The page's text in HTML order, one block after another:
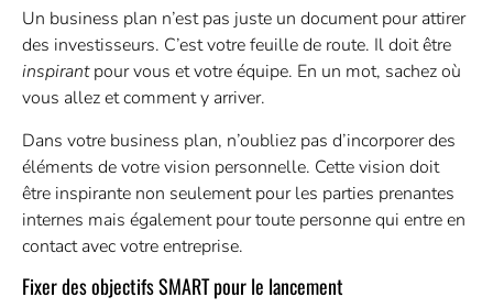
Un business plan n’est pas juste un document pour attirer
des investisseurs. C’est votre feuille de route. Il doit être
inspirantpour vous et votre équipe. En un mot, sachez où
vous allez et comment y arriver.
Dans votre business plan, n’oubliez pas d’incorporer des
éléments de votre vision personnelle. Cette vision doit
être inspirante non seulement pour les parties prenantes
internes mais également pour toute personne qui entre en
contact avec votre entreprise.
Fixer des objectifs SMART pour le lancement